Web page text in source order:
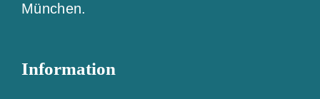
München.
Information